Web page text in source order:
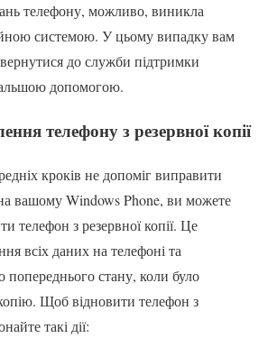
телефону, можливо, виникла
системою. У цьому випадку вам
до служби підтримки
допомогою.
телефону з резервної копії
кроків не допоміг виправити
вашому Windows Phone, ви можете
телефон з резервної копії. Це
всіх даних на телефоні та
попереднього стану, коли було
Щоб відновити телефон з
такі дії: